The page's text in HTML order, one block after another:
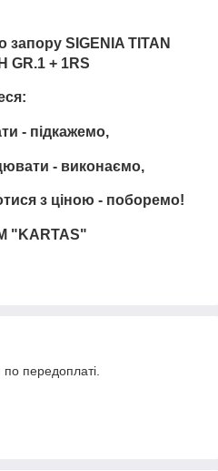
SIGENIA TITAN
GR.1 + 1RS
- підкажемо,
- виконаємо,
з ціною - поборемо!
"KARTAS"
по передоплаті.